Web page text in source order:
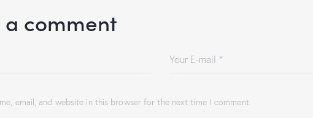
a comment
email, and website in this browser for the next time I comment.